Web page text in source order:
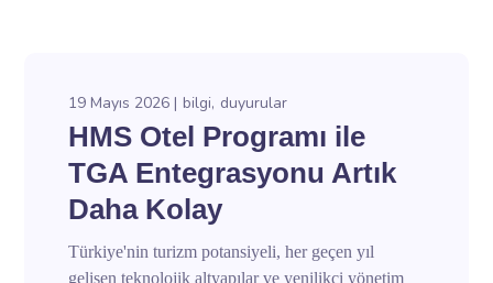
19 Mayıs 2026 bilgi duyurular
HMS Otel Programı ile
TGA Entegrasyonu Artık
Daha Kolay
Türkiye'nin turizm potansiyeli, her geçen yıl
gelişen teknolojik altyapılar ve yenilikçi yönetim